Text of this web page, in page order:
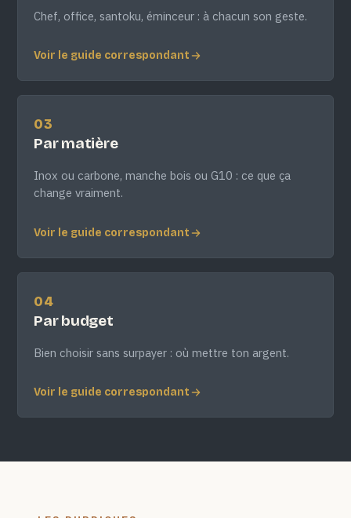
Chef, office, santoku, éminceur : à chacun son geste.
Voir le guide correspondant
03
Par matière
Inox ou carbone, manche bois ou G10 : ce que ça
change vraiment.
Voir le guide correspondant
04
Par budget
Bien choisir sans surpayer : où mettre ton argent.
Voir le guide correspondant